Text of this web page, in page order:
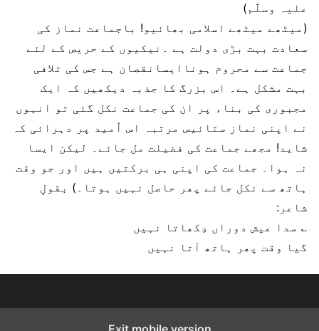
علیہ وسلَّم)
(میٹھے میٹھے اسلامی بھائیو! باجماعت نماز کی
سعادت بہت بڑی دولت ہے ۔نیکیوں کے حریص کے لئے
جماعت سے محروم ہوناایسانقصان ہے جس کی تلافی
بہت مشکل ہے۔ اس بزرگ کا جذبہ دیکھیں کہ ایک
مجبوری کی بناء پر ان کی جماعت نکل گئی تو انہوں
نے اپنی نماز ستائیس مرتبہ اس اُمید پر دہرائی کہ
شاید! مجھے جماعت کی فضیلت مل جائے۔ لیکن ایسا
نہ ہوا۔ جماعت کی اپنی ہی برکتیں ہیں اور جو وقت
ہاتھ سے نکل جائے پھر حاصل نہیں ہوتا۔) بقولِ
شاعر:
؎ سدا عیش دوراں دِکھاتا نہیں
گیا وقت پھر ہاتھ آتا نہیں